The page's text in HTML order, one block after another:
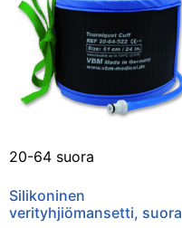
20-64 suora
Silikoninen
verityhjiömansetti, suora